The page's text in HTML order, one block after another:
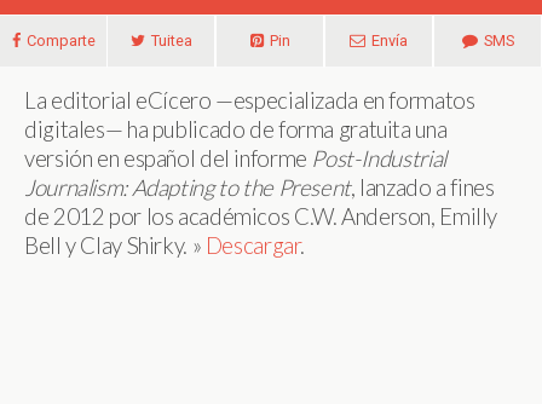
Comparte Tuitea Pin Envía SMS
La editorial eCícero —especializada en formatos
digitales— ha publicado de forma gratuita una
versión en español del informe Post-Industrial
Journalism: Adapting to the Present, lanzado a fines
de 2012 por los académicos C.W. Anderson, Emilly
Bell y Clay Shirky. » Descargar.